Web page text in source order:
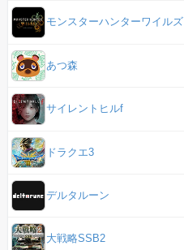
モンスターハンターワイルズ
あつ森
サイレントヒルf
ドラクエ3
デルタルーン
大戦略SSB2